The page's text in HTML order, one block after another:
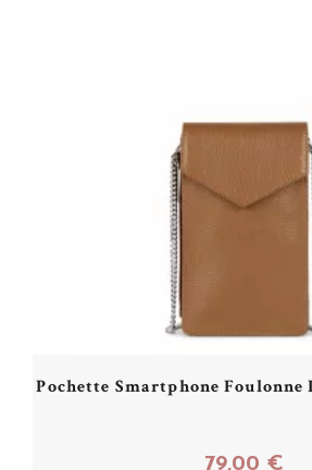
Pochette Smartphone Foulonne
79,00 €